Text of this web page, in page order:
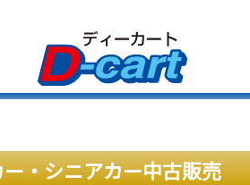
・シニアカー中古販売